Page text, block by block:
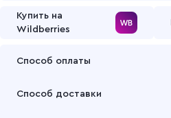
Купить на
Wildberries
Способ оплаты
Способ доставки